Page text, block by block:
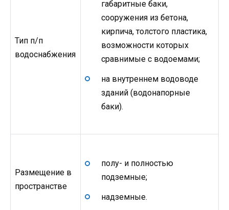
Тип п/п
водоснабжения
габаритные баки,
сооружения из бетона,
кирпича, толстого пластика,
возможности которых
сравнимые с водоемами;
на внутреннем водоводе
зданий (водонапорные
баки).
Размещение в
пространстве
полу- и полностью
подземные;
надземные.